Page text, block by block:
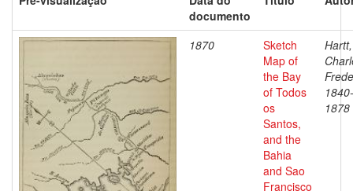
documento
1870
Sketch
Map of
the Bay
of Todos
os
Santos,
and the
Bahia
and Sao
Francisco
Hartt,
1840-
1878